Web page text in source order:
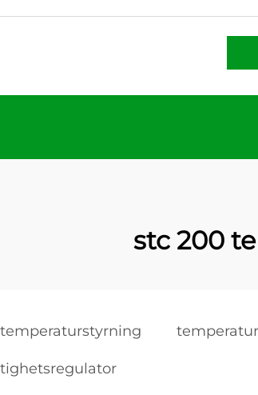
stc 200